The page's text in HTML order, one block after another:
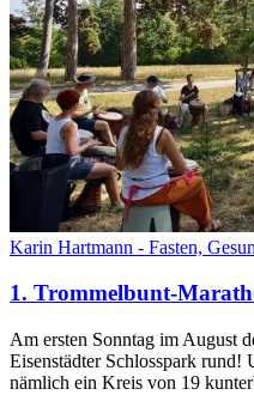
Karin Hartmann - Fasten,
1. Trommelbunt-
Am ersten Sonntag im August
Eisenstädter Schlosspark rund!
nämlich ein Kreis von 19